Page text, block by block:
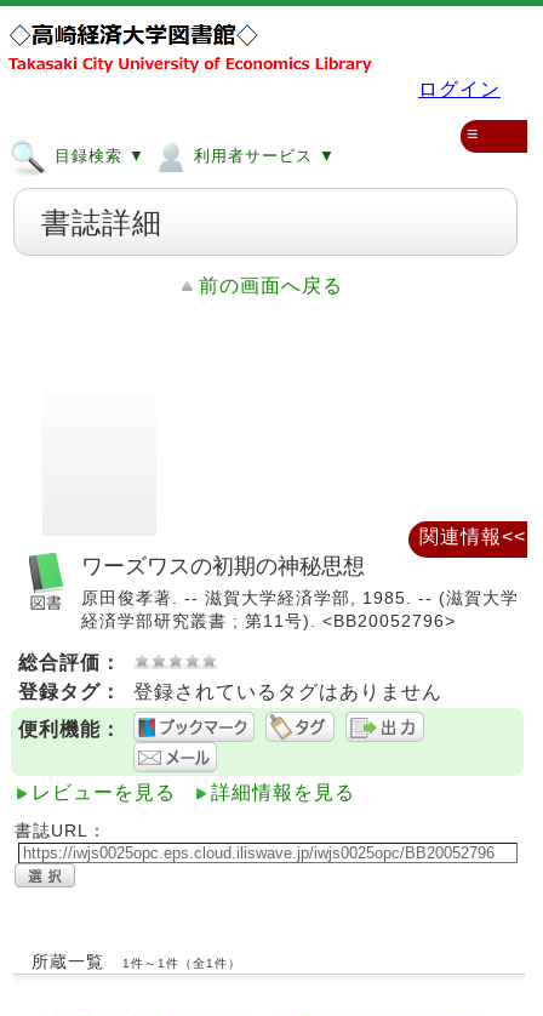
ログイン
目録検索 ▼ 利用者サービス ▼
≡
書誌詳細
前の画面へ戻る
ワーズワスの初期の神秘思想
原田俊孝著. -- 滋賀大学経済学部, 1985. -- (滋賀大学
経済学部研究叢書 ; 第11号). <BB20052796>
総合評価：
登録タグ：
登録されているタグはありません
便利機能：
レビューを見る 詳細情報を見る
書誌URL：
所蔵一覧 1件～1件（全1件）
関連情報<<